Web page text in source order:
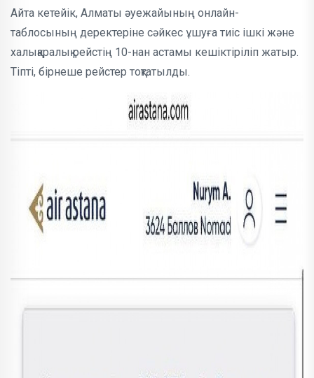
Айта кетейік, Алматы әуежайының онлайн-
таблосының деректеріне сәйкес ұшуға тиіс ішкі және
халықаралық рейстің 10-нан астамы кешіктіріліп жатыр.
Тіпті, бірнеше рейстер тоқтатылды.